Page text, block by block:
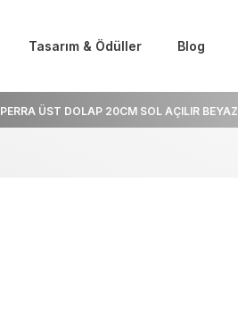
Tasarım & Ödüller Blog
PERRA ÜST DOLAP 20CM SOL AÇILIR BEYAZ